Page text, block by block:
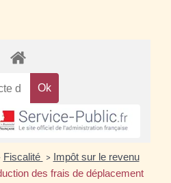
Fiscalité > Impôt sur le revenu
des frais de déplacement